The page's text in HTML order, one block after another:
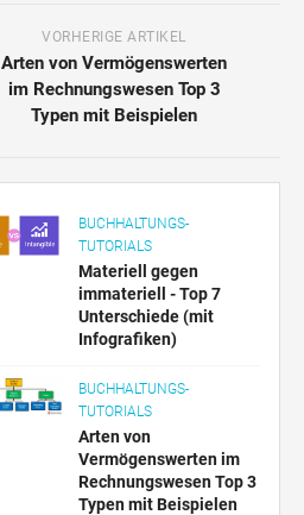
VORHERIGE ARTIKEL
Arten von Vermögenswerten
im Rechnungswesen Top 3
Typen mit Beispielen
BUCHHALTUNGS-
TUTORIALS
Materiell gegen
immateriell - Top 7
Unterschiede (mit
Infografiken)
BUCHHALTUNGS-
TUTORIALS
Arten von
Vermögenswerten im
Rechnungswesen Top 3
Typen mit Beispielen